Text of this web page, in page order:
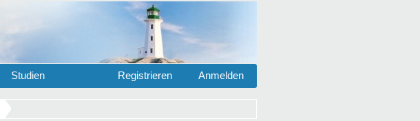
Studien Anmelden
Registrieren